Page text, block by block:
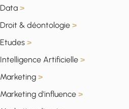
Data >
Droit & déontologie >
Etudes >
Intelligence Artificielle >
Marketing >
Marketing d'influence >